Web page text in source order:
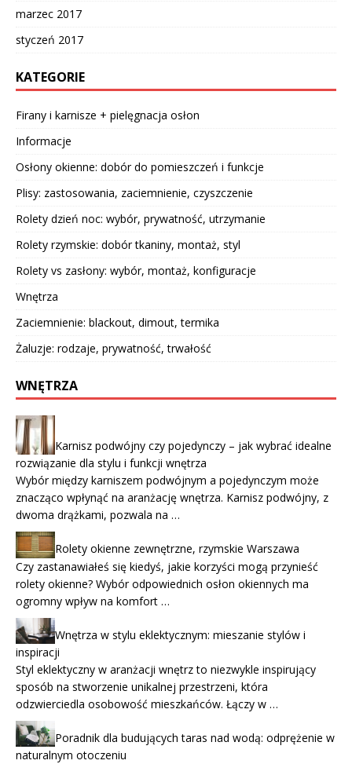
marzec 2017
styczeń 2017
KATEGORIE
Firany i karnisze + pielęgnacja osłon
Informacje
Osłony okienne: dobór do pomieszczeń i funkcje
Plisy: zastosowania, zaciemnienie, czyszczenie
Rolety dzień noc: wybór, prywatność, utrzymanie
Rolety rzymskie: dobór tkaniny, montaż, styl
Rolety vs zasłony: wybór, montaż, konfiguracje
Wnętrza
Zaciemnienie: blackout, dimout, termika
Żaluzje: rodzaje, prywatność, trwałość
WNĘTRZA
Karnisz podwójny czy pojedynczy – jak wybrać idealne
rozwiązanie dla stylu i funkcji wnętrza
Wybór między karniszem podwójnym a pojedynczym może
znacząco wpłynąć na aranżację wnętrza. Karnisz podwójny, z
dwoma drążkami, pozwala na …
Rolety okienne zewnętrzne, rzymskie Warszawa
Czy zastanawiałeś się kiedyś, jakie korzyści mogą przynieść
rolety okienne? Wybór odpowiednich osłon okiennych ma
ogromny wpływ na komfort …
Wnętrza w stylu eklektycznym: mieszanie stylów i
inspiracji
Styl eklektyczny w aranżacji wnętrz to niezwykle inspirujący
sposób na stworzenie unikalnej przestrzeni, która
odzwierciedla osobowość mieszkańców. Łączy w …
Poradnik dla budujących taras nad wodą: odprężenie w
naturalnym otoczeniu